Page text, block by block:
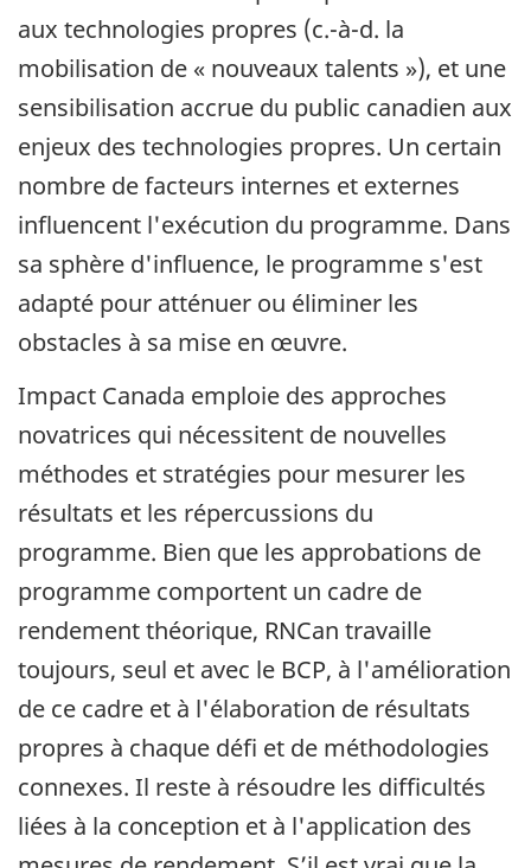
aux technologies propres (c.-à-d. la
mobilisation de « nouveaux talents »), et une
sensibilisation accrue du public canadien aux
enjeux des technologies propres. Un certain
nombre de facteurs internes et externes
influencent l'exécution du programme. Dans
sa sphère d'influence, le programme s'est
adapté pour atténuer ou éliminer les
obstacles à sa mise en œuvre.
Impact Canada emploie des approches
novatrices qui nécessitent de nouvelles
méthodes et stratégies pour mesurer les
résultats et les répercussions du
programme. Bien que les approbations de
programme comportent un cadre de
rendement théorique, RNCan travaille
toujours, seul et avec le BCP, à l'amélioration
de ce cadre et à l'élaboration de résultats
propres à chaque défi et de méthodologies
connexes. Il reste à résoudre les difficultés
liées à la conception et à l'application des